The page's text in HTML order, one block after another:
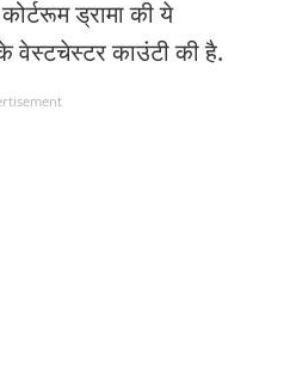
ड्रामा की ये
काउंटी की है.